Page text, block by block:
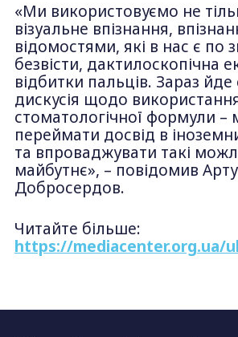
«Ми використовуємо не
візуальне впізнання,
відомостями, які в нас є по
безвісти, дактилоскопічна
відбитки пальців. Зараз йде
дискусія щодо
стоматологічної формули –
переймати досвід в
та впроваджувати такі
майбутнє», – повідомив
Добросердов.
Читайте більше:
https://mediacenter.org.ua/